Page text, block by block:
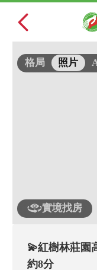
格局 照片
實境找房
💫紅樹林莊園
約8分